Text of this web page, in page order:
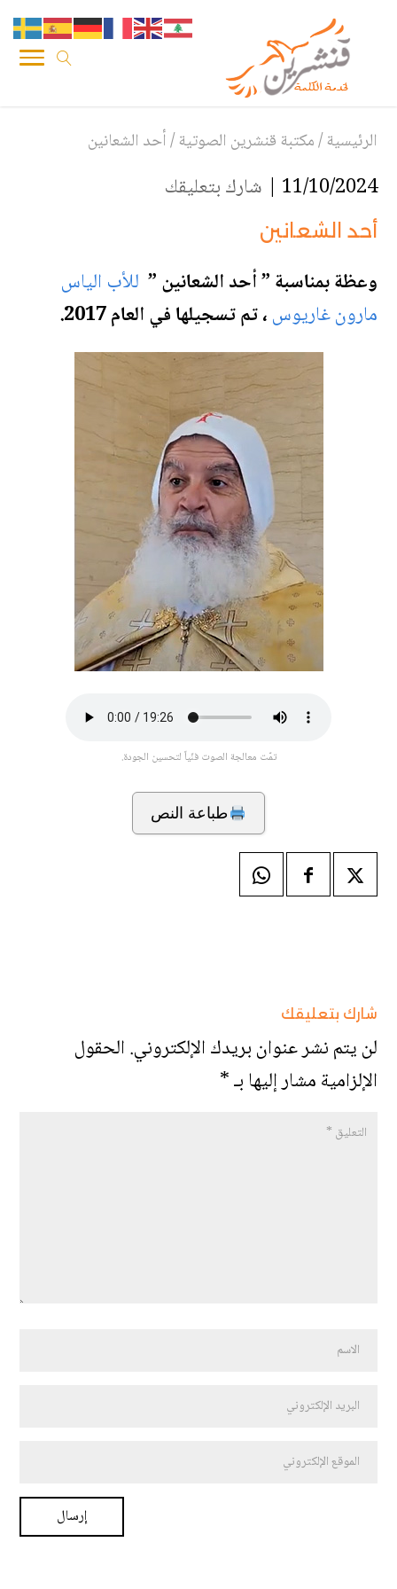
الرئيسية/مكتبة قنشرين الصوتية/أحد الشعانين
11/10/2024 | شارك بتعليقك
أحد الشعانين
وعظة بمناسبة ” أحد الشعانين ” للأب الياس
مارون غاريوس، تم تسجيلها في العام 2017.
تمّت معالجة الصوت فنّياً لتحسين الجودة.
طباعة النص
شارك بتعليقك
لن يتم نشر عنوان بريدك الإلكتروني.الحقول
الإلزامية مشار إليها بـ*